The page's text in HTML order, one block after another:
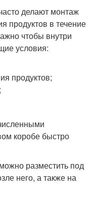
делают монтаж
продуктов в течение
чтобы внутри
условия:
продуктов;
коробе быстро
разместить под
него, а также на